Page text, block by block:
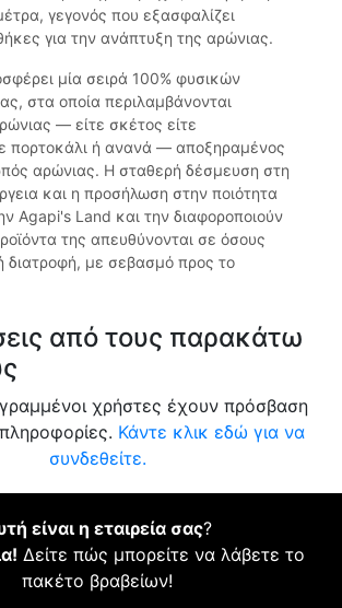
γεγονός που εξασφαλίζει
για την ανάπτυξη της αρώνιας.
μία σειρά 100% φυσικών
στα οποία περιλαμβάνονται
— είτε σκέτος είτε
πορτοκάλι ή ανανά — αποξηραμένος
αρώνιας. Η σταθερή δέσμευση στη
και η προσήλωση στην ποιότητα
Agapi's Land και την διαφοροποιούν
της απευθύνονται σε όσους
διατροφή, με σεβασμό προς το
από τους παρακάτω
χρήστες έχουν πρόσβαση
Κάντε κλικ εδώ για να
συνδεθείτε.
είναι η εταιρεία σας?
Δείτε πώς μπορείτε να λάβετε το
πακέτο βραβείων!